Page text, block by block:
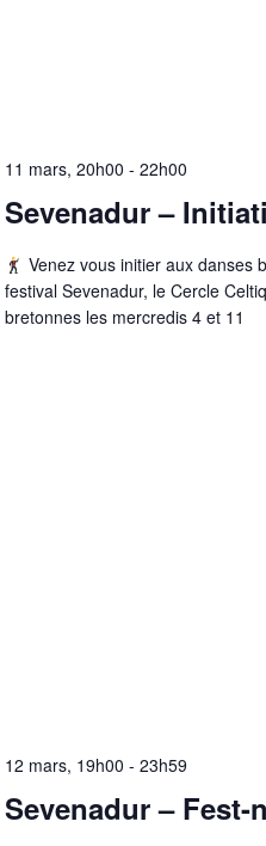
11 mars, 20h00 - 22h00
Sevenadur –
Venez vous initier aux danses
festival Sevenadur, le Cercle
bretonnes les mercredis 4 et 11
12 mars, 19h00 - 23h59
Sevenadur – Fest-